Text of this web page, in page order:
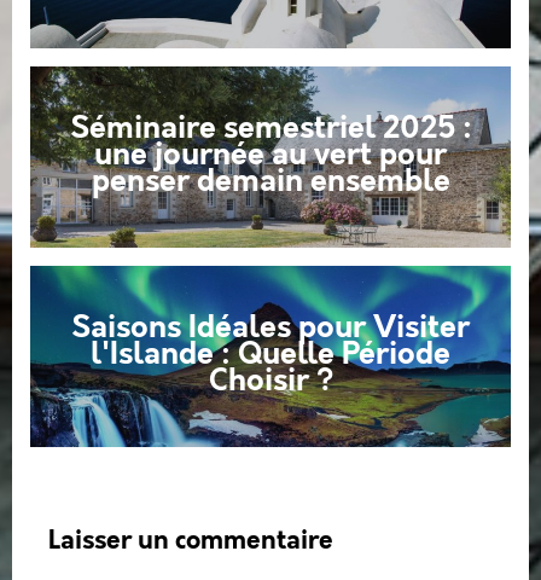
Séminaire semestriel 2025 :
une journée au vert pour
penser demain ensemble
Saisons Idéales pour Visiter
l'Islande : Quelle Période
Choisir ?
Laisser un commentaire